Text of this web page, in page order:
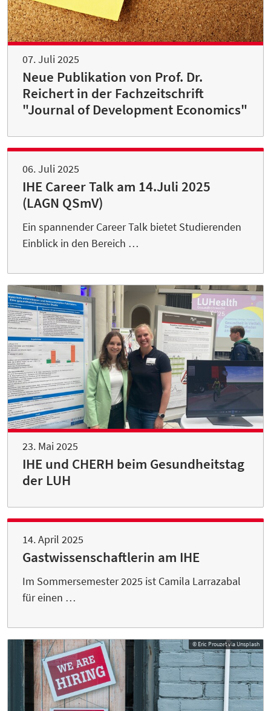
07. Juli 2025
Neue Publikation von Prof. Dr.
Reichert in der Fachzeitschrift
"Journal of Development Economics"
06. Juli 2025
IHE Career Talk am 14.Juli 2025
(LAGN QSmV)
Ein spannender Career Talk bietet Studierenden
Einblick in den Bereich …
23. Mai 2025
IHE und CHERH beim Gesundheitstag
der LUH
14. April 2025
Gastwissenschaftlerin am IHE
Im Sommersemester 2025 ist Camila Larrazabal
für einen …
© Eric Prouzet via Unsplash